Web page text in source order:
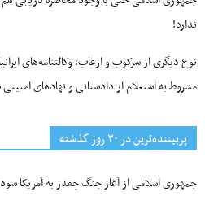
ندارد!
نوع دیگری از سرکوب و ارعاب؛ وکالتنامه‌های
مشروط به استعلام از دادستانی و نهادهای
پربیننده‌ترین‌ در ۳۰ روز گذشته
جمهوری اسلامی از آغاز جنگ چقدر به آمریکا